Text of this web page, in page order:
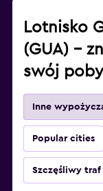
Lotnisko
(GUA) –
swój
Inne
Popular cities
Szczęśliwy traf